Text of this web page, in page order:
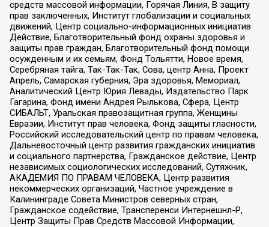
средств массовой информации, Горячая Линия, В защиту
прав заключенных, Институт глобализации и социальных
движений, Центр социально-информационных инициатив
Действие, Благотворительный фонд охраны здоровья и
защиты прав граждан, Благотворительный фонд помощи
осужденным и их семьям, Фонд Тольятти, Новое время,
Серебряная тайга, Так-Так-Так, Сова, центр Анна, Проект
Апрель, Самарская губерния, Эра здоровья, Мемориал,
Аналитический Центр Юрия Левады, Издательство Парк
Гагарина, Фонд имени Андрея Рылькова, Сфера, Центр
СИБАЛЬТ, Уральская правозащитная группа, Женщины
Евразии, Институт прав человека, Фонд защиты гласности,
Российский исследовательский центр по правам человека,
Дальневосточный центр развития гражданских инициатив
и социального партнерства, Гражданское действие, Центр
независимых социологических исследований, Сутяжник,
АКАДЕМИЯ ПО ПРАВАМ ЧЕЛОВЕКА, Центр развития
некоммерческих организаций, Частное учреждение в
Калининграде Совета Министров северных стран,
Гражданское содействие, Трансперенси Интернешнл-Р,
Центр Защиты Прав Средств Массовой Информации,